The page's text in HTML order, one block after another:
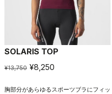
SOLARIS TOP
¥13,750 ¥8,250
胸部分があらゆるスポーツブラにフィッ